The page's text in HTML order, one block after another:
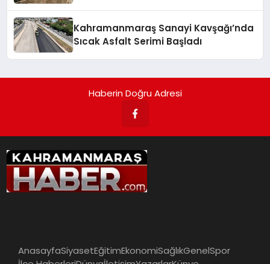
Kahramanmaraş Sanayi Kavşağı’nda
Sıcak Asfalt Serimi Başladı
Haberin Doğru Adresi
AnasayfaSiyasetEğitimEkonomiSağlıkGenelSpor